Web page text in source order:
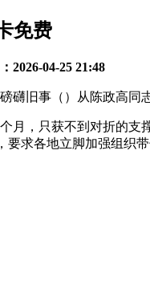
免费
2026-04-25 21:48
旧事（）从陈政高同志
，只获不到对折的支
要求各地立脚加强组织